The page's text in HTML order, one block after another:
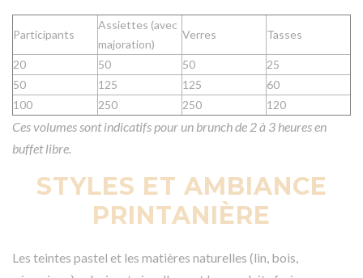
Participants
Assiettes (avec
majoration)
Verres Tasses
20 50 50
25
50
125 125
60
100
250 250 120
Ces volumes sont indicatifs pour un brunch de 2 à 3 heures en
buffet libre.
STYLES ET AMBIANCE
PRINTANIÈRE
Les teintes pastel et les matières naturelles (lin, bois,